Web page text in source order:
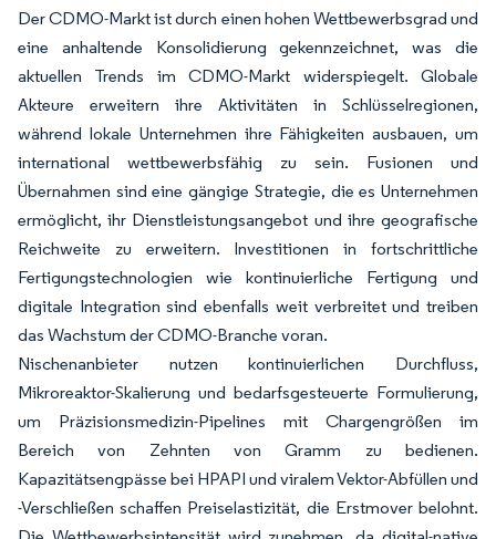
Der CDMO-Markt ist durch einen hohen Wettbewerbsgrad und
eine anhaltende Konsolidierung gekennzeichnet, was die
aktuellen Trends im CDMO-Markt widerspiegelt. Globale
Akteure erweitern ihre Aktivitäten in Schlüsselregionen,
während lokale Unternehmen ihre Fähigkeiten ausbauen, um
international wettbewerbsfähig zu sein. Fusionen und
Übernahmen sind eine gängige Strategie, die es Unternehmen
ermöglicht, ihr Dienstleistungsangebot und ihre geografische
Reichweite zu erweitern. Investitionen in fortschrittliche
Fertigungstechnologien wie kontinuierliche Fertigung und
digitale Integration sind ebenfalls weit verbreitet und treiben
das Wachstum der CDMO-Branche voran.
Nischenanbieter nutzen kontinuierlichen Durchfluss,
Mikroreaktor-Skalierung und bedarfsgesteuerte Formulierung,
um Präzisionsmedizin-Pipelines mit Chargengrößen im
Bereich von Zehnten von Gramm zu bedienen.
Kapazitätsengpässe bei HPAPI und viralem Vektor-Abfüllen und
-Verschließen schaffen Preiselastizität, die Erstmover belohnt.